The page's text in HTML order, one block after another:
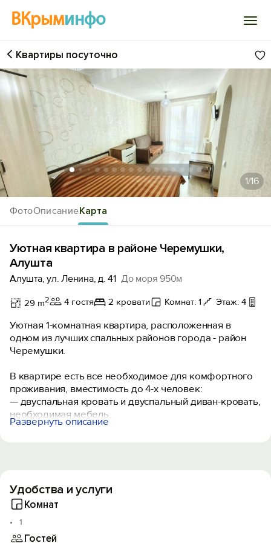
ВКрыминфо
Войти
Избранное
История просмотра
Добавить свой объект
ФотоОписаниеКарта
Квартиры посуточно
1/16
Уютная квартира в районе Черемушки,
Алушта
Алушта, ул. Ленина, д. 41 До моря 950м
29 m2 4 гостя 2 кровати Комнат: 1 Этаж: 4
Уютная 1-комнатная квартира, расположенная в
одном из лучших спальных районов города - район
Черемушки.
В квартире есть все необходимое для комфортного
проживания, вместимость до 4-х человек:
— двуспальная кровать и двуспальный диван-кровать,
необходимая мебель,
— постельное белье и полотенца, посуда,
фен, сушилка для белья,
— средства гигиены: гель для душа, шампунь, жидкое
Развернуть описание
Удобства и услуги
Комнат
1
Гостей